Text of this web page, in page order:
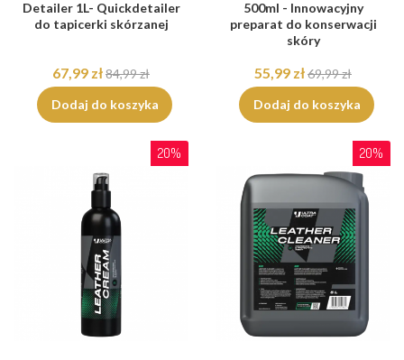
Detailer 1L- Quickdetailer
do tapicerki skórzanej
67,99 zł84,99 zł
Dodaj do koszyka
500ml - Innowacyjny
preparat do konserwacji
skóry
55,99 zł69,99 zł
Dodaj do koszyka
20% 20%